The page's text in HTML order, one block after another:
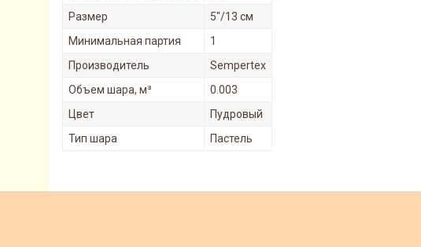
Размер
5"/13 см
Минимальная партия
1
Производитель
Sempertex
Объем шара, м³
0.003
Цвет
Пудровый
Тип шара
Пастель